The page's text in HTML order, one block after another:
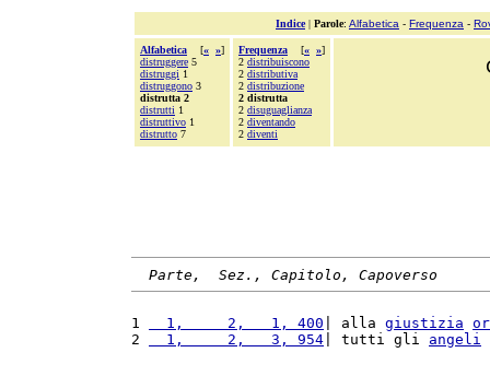
Indice| Parole: Alfabetica - Frequenza -
Alfabetica [« »]
distruggere 5
distruggi 1
distruggono 3
distrutta 2
distrutti 1
distruttivo 1
distrutto 7
Frequenza [« »]
2 distribuiscono
2 distributiva
2 distribuzione
2 distrutta
2 disuguaglianza
2 diventando
2 diventi
Parte,  Sez., Capitolo, Capoverso
1
  1,     2,   1, 400
| alla giustizia
2
  1,     2,   3, 954
| tutti gli angeli